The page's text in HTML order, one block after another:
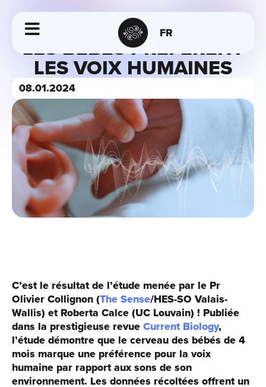
FR
LES BÉBÉS PRÉFÈRENT
LES VOIX HUMAINES
08.01.2024
C’est le résultat de l’étude menée par le Pr
Olivier Collignon (The Sense/HES-SO Valais-
Wallis) et Roberta Calce (UC Louvain) ! Publiée
dans la prestigieuse revue Current Biology,
l’étude démontre que le cerveau des bébés de 4
mois marque une préférence pour la voix
humaine par rapport aux sons de son
environnement. Les données récoltées offrent un